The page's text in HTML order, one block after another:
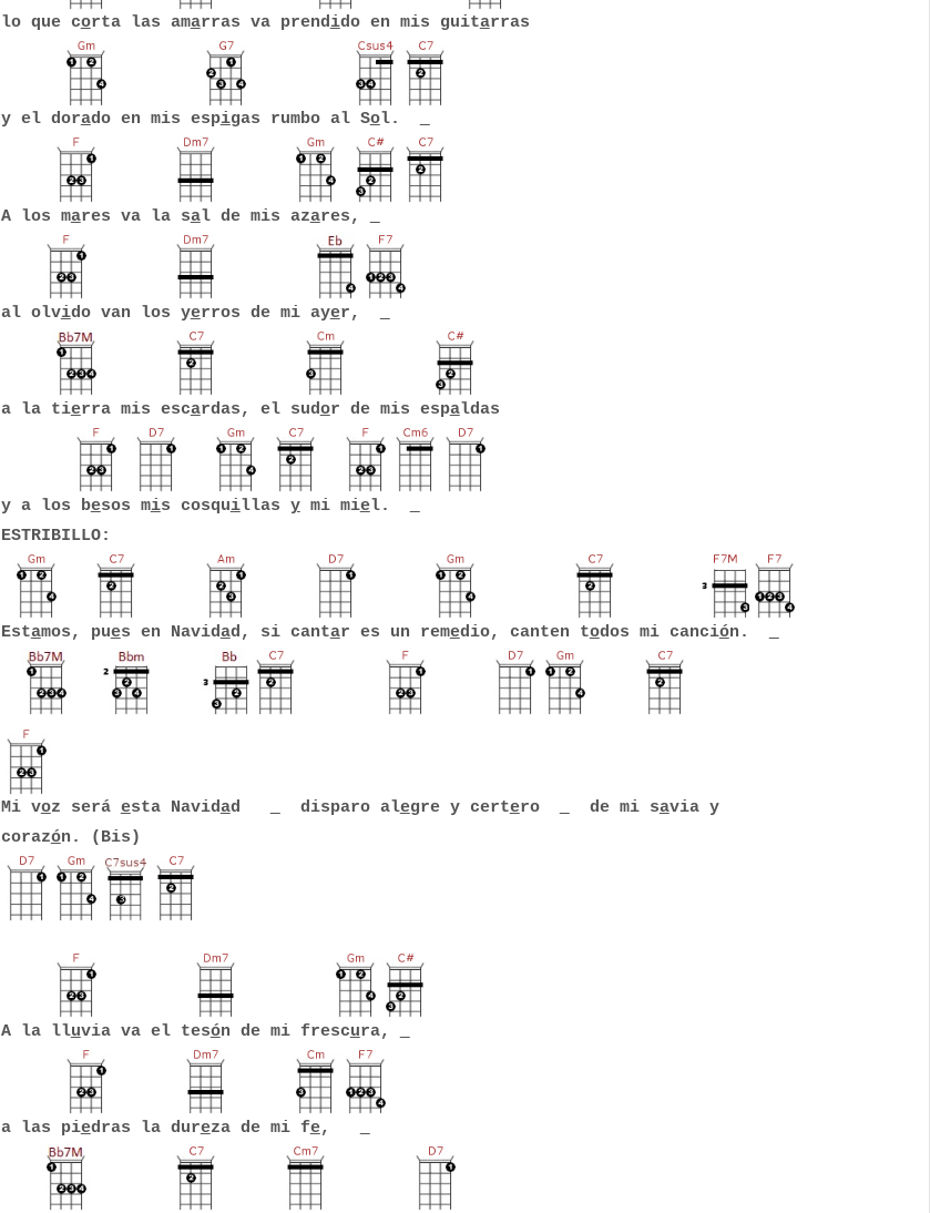
lo que corta las amarras va prendido en mis guitarras
y el dorado en mis espigas rumbo al Sol.
A los mares va la sal de mis azares,
al olvido van los yerros de mi ayer,
a la tierra mis escardas, el sudor de mis espaldas
y a los besos mis cosquillas ymi miel.
ESTRIBILLO:
Estamos, pues en Navidad, si cantar es un remedio, canten todos mi canción.
Mi voz seráesta Navidad disparo alegre y certero de mi savia y
corazón. (Bis)
A la lluvia va el tesón de mi frescura,
a las piedras la dureza de mi fe,